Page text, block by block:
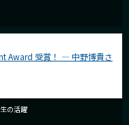
Award 受賞！ ― 中野博貴さ
の活躍